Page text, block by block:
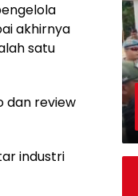
akhirnya
satu
dan review
industri